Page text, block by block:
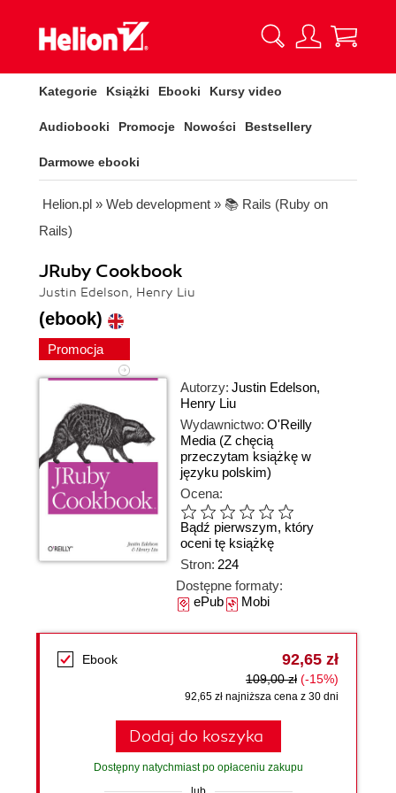
Kategorie Książki Ebooki Kursy video
Audiobooki Promocje Nowości Bestsellery
Darmowe ebooki
Helion.pl » Web development » 📚 Rails (Ruby on
Rails)
JRuby Cookbook
Justin Edelson, Henry Liu
(ebook)
Promocja
Autorzy: Justin Edelson,
Henry Liu
Wydawnictwo: O'Reilly
Media (Z chęcią
przeczytam książkę w
języku polskim)
Ocena:
Bądź pierwszym, który
oceni tę książkę
Stron: 224
Dostępne formaty:
ePubMobi
Ebook 92,65 zł
109,00 zł (-15%)
92,65 zł najniższa cena z 30 dni
Dodaj do koszyka
Dostępny natychmiast po opłaceniu zakupu